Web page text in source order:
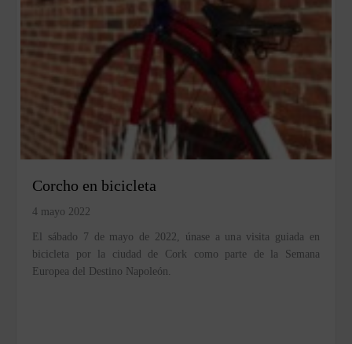
Corcho en bicicleta
4 mayo 2022
El sábado 7 de mayo de 2022, únase a una visita guiada en
bicicleta por la ciudad de Cork como parte de la Semana
Europea del Destino Napoleón.